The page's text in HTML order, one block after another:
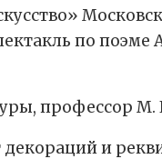
по поэме
профессор М.
и